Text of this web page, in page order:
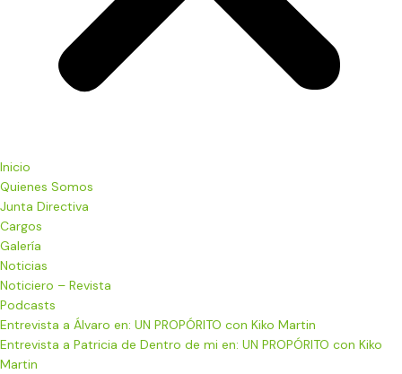
Inicio
Quienes Somos
Junta Directiva
Cargos
Galería
Noticias
Noticiero – Revista
Podcasts
Entrevista a Álvaro en: UN PROPÓRITO con Kiko Martin
Entrevista a Patricia de Dentro de mi en: UN PROPÓRITO con Kiko
Martin